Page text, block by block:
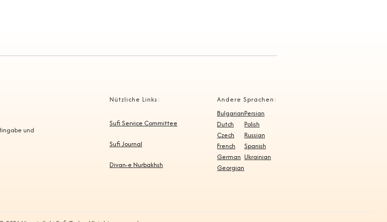
und
Nützliche Links:
Sufi Service Committee
Sufi Journal
Divan-e Nurbakhsh
Andere Sprachen:
Bulgarian
Dutch
Czech
French
German
Georgian
Persian
Polish
Russian
Spanish
Ukrainian